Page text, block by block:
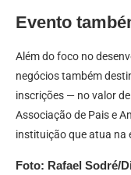
Evento
Além do foco no
negócios também
inscrições — no valor
Associação de Pais e
instituição que atua na
Foto: Rafael Sodré/